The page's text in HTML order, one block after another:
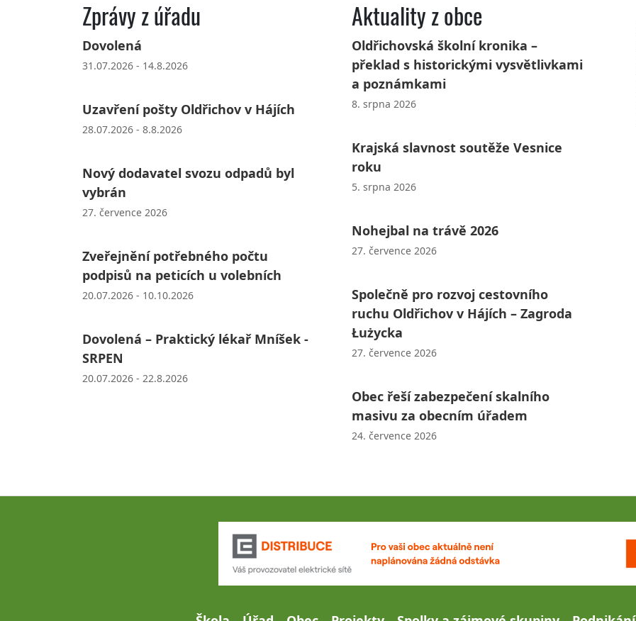
Zprávy z úřadu
Dovolená
31.07.2026 - 14.8.2026
Uzavření pošty Oldřichov v Hájích
28.07.2026 - 8.8.2026
Nový dodavatel svozu odpadů byl
vybrán
27. července 2026
Zveřejnění potřebného počtu
podpisů na peticích u volebních
20.07.2026 - 10.10.2026
Dovolená – Praktický lékař Mníšek -
SRPEN
20.07.2026 - 22.8.2026
Aktuality z obce
Oldřichovská školní kronika –
překlad s historickými vysvětlivkami
a poznámkami
8. srpna 2026
Krajská slavnost soutěže Vesnice
roku
5. srpna 2026
Nohejbal na trávě 2026
27. července 2026
Společně pro rozvoj cestovního
ruchu Oldřichov v Hájích – Zagroda
Łużycka
27. července 2026
Obec řeší zabezpečení skalního
masivu za obecním úřadem
24. července 2026